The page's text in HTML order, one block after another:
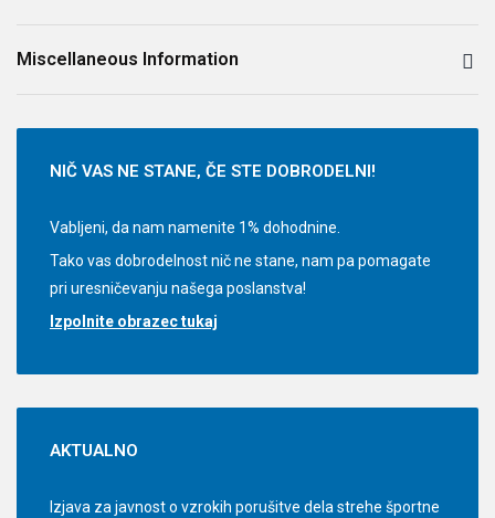
Miscellaneous Information
"Matematika nas morda ne bo naučila kako sešteti ljubezen ali odšteti
NIČ VAS NE STANE, ČE STE DOBRODELNI!
Vabljeni, da nam namenite 1% dohodnine.
Tako vas dobrodelnost nič ne stane, nam pa pomagate
pri uresničevanju našega poslanstva!
Izpolnite obrazec tukaj
AKTUALNO
Izjava za javnost o vzrokih porušitve dela strehe športne